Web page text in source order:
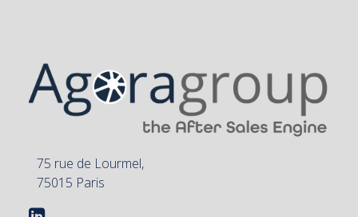
75 rue de Lourmel,
75015 Paris